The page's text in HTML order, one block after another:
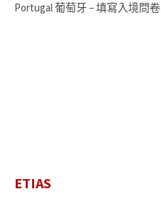
Portugal 葡萄牙 – 填寫入境問卷
ETIAS